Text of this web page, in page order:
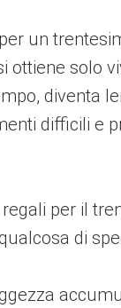
un
ottiene solo
diventa
difficili e
per il
di